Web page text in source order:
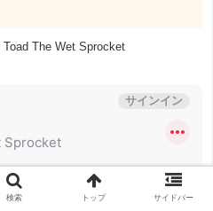
Toad The Wet Sprocket
検索 トップ サイドバー